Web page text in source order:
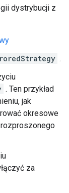
dystrybucji z
.
. Ten przykład
jak
okresowe
za